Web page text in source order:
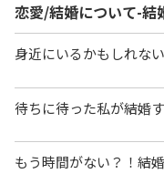
恋愛/結婚について-結
身近にいるかもしれな
待ちに待った私が結婚
もう時間がない？！結